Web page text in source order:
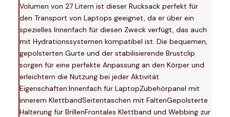
Volumen von 27 Litern ist dieser Rucksack perfekt für
den Transport von Laptops geeignet, da er über ein
spezielles Innenfach für diesen Zweck verfügt, das auch
mit Hydrationssystemen kompatibel ist. Die bequemen,
gepolsterten Gurte und der stabilisierende Brustclip
sorgen für eine perfekte Anpassung an den Körper und
erleichtern die Nutzung bei jeder Aktivität.
Eigenschaften:Innenfach für LaptopZubehörpanel mit
innerem KlettbandSeitentaschen mit FaltenGepolsterte
Halterung für BrillenFrontales Klettband und Webbing zur